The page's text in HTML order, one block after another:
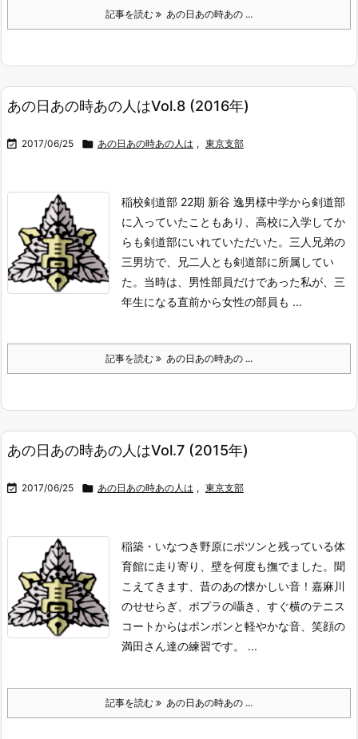
記事を読む あの日あの時あの ...
あの日あの時あの人はVol.8 (2016年)
 2017/06/25  あの日あの時あの人は , 東京支部
稲校剣道部 22期 新谷 逸男様中学から剣道部
に入っていたこともあり、高校に入学してか
らも剣道部にいれていただいた。三人兄弟の
三男坊で、兄二人とも剣道部に所属してい
た。当時は、男性部員だけであった私が、三
年生になる直前から女性の部員も ...
記事を読む あの日あの時あの ...
あの日あの時あの人はVol.7 (2015年)
 2017/06/25  あの日あの時あの人は , 東京支部
稲築・いなつき 野原にポツンと残っている体
育館に走り寄り、壁を何度も撫でました。聞
こえてきます、昔のあの懐かしい音！ 嘉麻川
のせせらぎ、ポプラの囁き、すぐ横のテニス
コートからはポンポンと軽やかな音、笑顔の
満田さん達の練習です。 ...
記事を読む あの日あの時あの ...